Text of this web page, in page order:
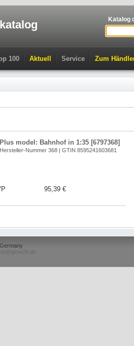
Katalog
100 Aktuell Service Zum
Plus model: Bahnhof in 1:35 [6797368]
Hersteller-Nummer 368 | GTIN 8595241603681
95,39 €